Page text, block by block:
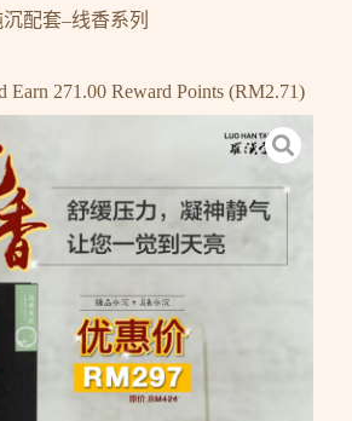
配套–线香系列
Earn 271.00 Reward Points (RM2.71)